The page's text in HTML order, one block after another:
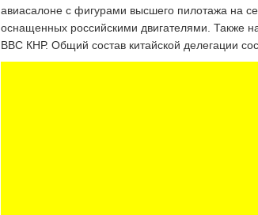
авиасалоне с фигурами высшего пилотажа на
оснащенных российскими двигателями. Также
ВВС КНР. Общий состав китайской делегации